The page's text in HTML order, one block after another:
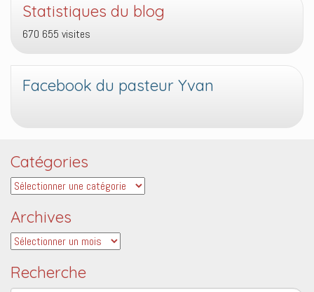
Statistiques du blog
670 655 visites
Facebook du pasteur Yvan
Catégories
Catégories
Archives
Archives
Recherche